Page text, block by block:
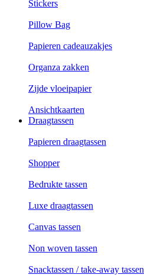
Stickers
Pillow Bag
Papieren cadeauzakjes
Organza zakken
Zijde vloeipapier
Ansichtkaarten
Draagtassen
Papieren draagtassen
Shopper
Bedrukte tassen
Luxe draagtassen
Canvas tassen
Non woven tassen
Snacktassen / take-away tassen